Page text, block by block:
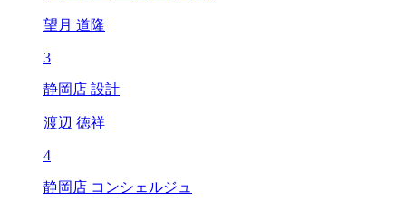
望月 道隆
3
静岡店 設計
渡辺 徳祥
4
静岡店 コンシェルジュ